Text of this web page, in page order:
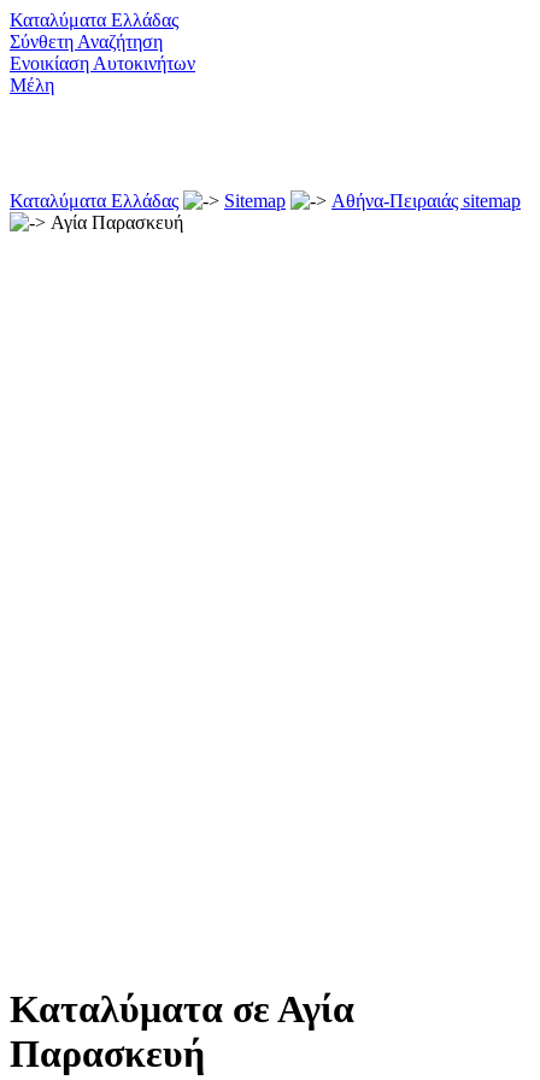
Καταλύματα Ελλάδας
Σύνθετη Αναζήτηση
Ενοικίαση Αυτοκινήτων
Μέλη
Καταλύματα Ελλάδας Sitemap
Αθήνα-Πειραιάς sitemap
Αγία Παρασκευή
Καταλύματα σε Αγία
Παρασκευή